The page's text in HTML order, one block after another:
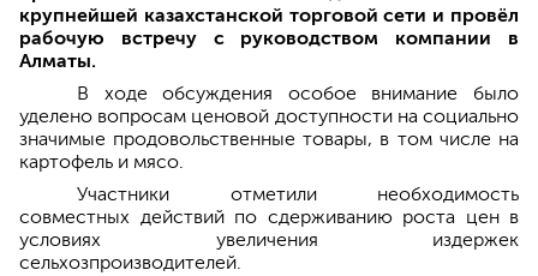
крупнейшей казахстанской торговой сети и провёл
рабочую встречу с руководством компании в
Алматы.
В ходе обсуждения особое внимание было
уделено вопросам ценовой доступности на социально
значимые продовольственные товары, в том числе на
картофель и мясо.
Участники отметили необходимость
совместных действий по сдерживанию роста цен в
условиях увеличения издержек
сельхозпроизводителей.